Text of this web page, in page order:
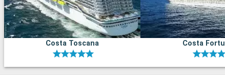
Costa Toscana Costa